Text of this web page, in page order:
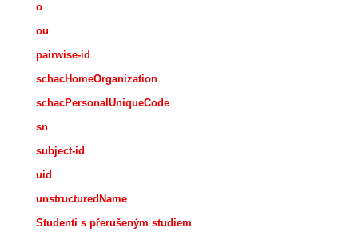
o
ou
pairwise-id
schacHomeOrganization
schacPersonalUniqueCode
sn
subject-id
uid
unstructuredName
Studenti s přerušeným studiem